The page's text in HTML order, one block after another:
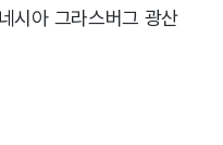
시아 그라스버그 광산